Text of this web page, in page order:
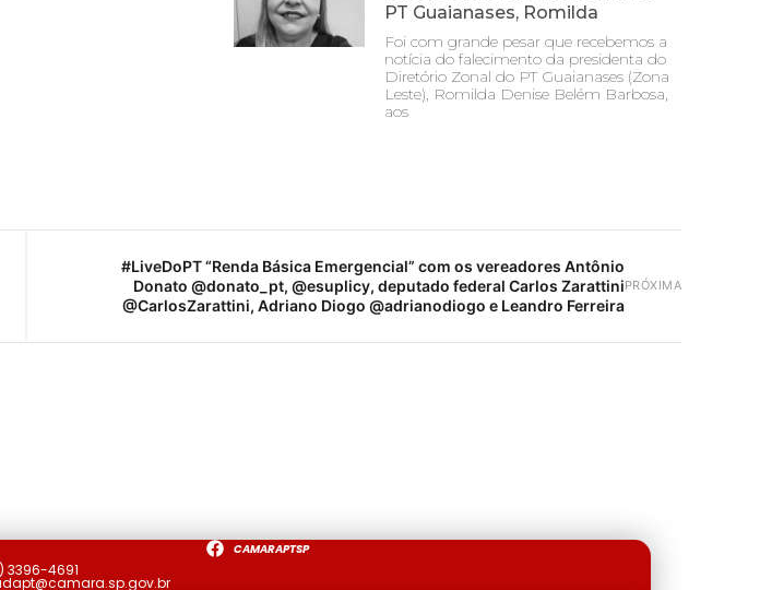
PT Guaianases, Romilda
Foi com grande pesar que recebemos a
notícia do falecimento da presidenta do
Diretório Zonal do PT Guaianases (Zona
Leste), Romilda Denise Belém Barbosa,
aos
PRÓXIMA
#LiveDoPT “Renda Básica Emergencial” com os vereadores Antônio
Donato @donato_pt, @esuplicy, deputado federal Carlos Zarattini
@CarlosZarattini, Adriano Diogo @adrianodiogo e Leandro Ferreira
3396-4691
CAMARAPTSP